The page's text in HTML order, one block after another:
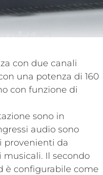
con due canali
una potenza di 160
con funzione di
sono in
audio sono
provenienti da
Il secondo
è configurabile come